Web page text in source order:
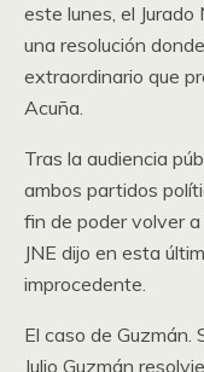
este lunes, el Jurado
una resolución
extraordinario que
Acuña.
Tras la audiencia
ambos partidos
fin de poder volver
JNE dijo en esta
improcedente.
El caso de Guzmán.
Julio Guzmán